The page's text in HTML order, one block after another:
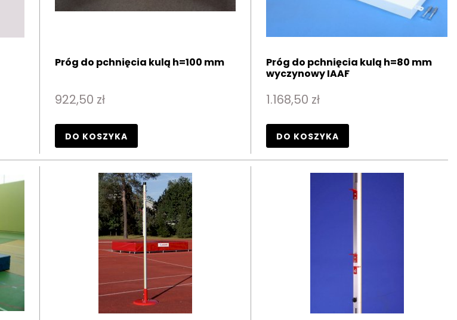
Próg do pchnięcia kulą h=100 mm
922,50 zł
DO KOSZYKA
Próg do pchnięcia kulą h=80 mm
wyczynowy IAAF
1.168,50 zł
DO KOSZYKA